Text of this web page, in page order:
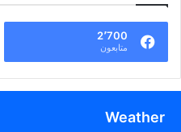
2٬700
متابعون
Weather